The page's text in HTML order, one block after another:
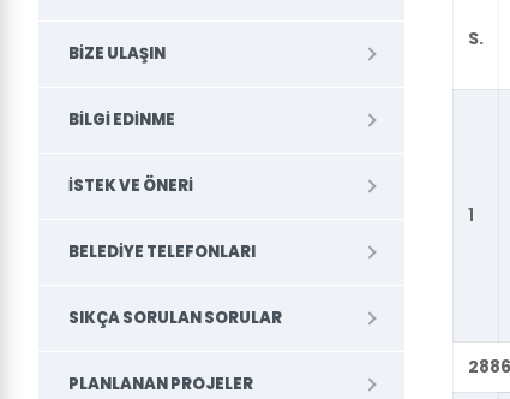
S.
1
BIZE ULAŞIN
BILGI EDINME
İSTEK VE ÖNERI
BELEDİYE TELEFONLARI
SIKÇA SORULAN SORULAR
PLANLANAN PROJELER